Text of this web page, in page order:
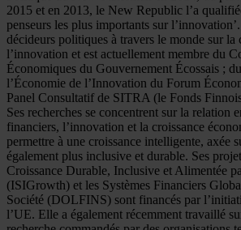
2015 et en 2013, le New Republic l’a
penseurs les plus importants sur
décideurs politiques à travers le monde sur la
l’innovation et est actuellement membre du
Économiques du Gouvernement Écossais ;
l’Économie de l’Innovation du Forum
Panel Consultatif de SITRA (le Fonds
Ses recherches se concentrent sur la relation
financiers, l’innovation et la croissance
permettre à une croissance intelligente, axée
également plus inclusive et durable. Ses
Croissance Durable, Inclusive et Alimentée
(ISIGrowth) et les Systèmes Financiers
Société (DOLFINS) sont financés par
l’UE. Elle a également récemment travaillé